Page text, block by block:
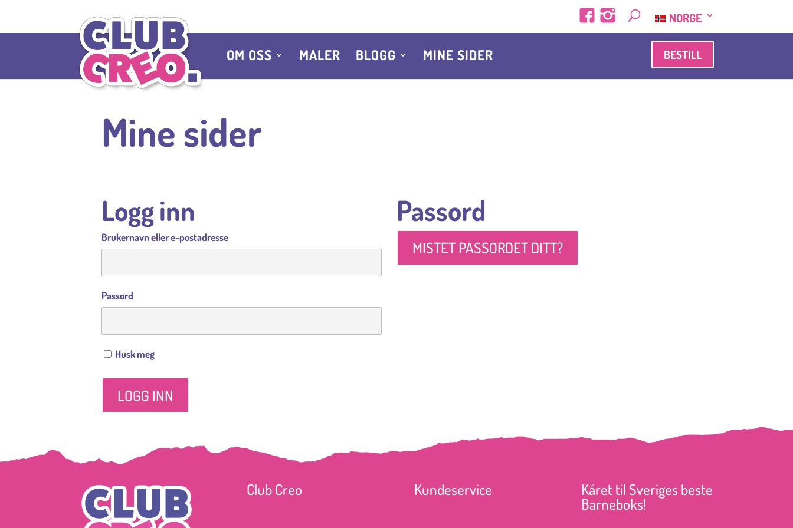
NORGE
OM OSS MALER BLOGG MINE SIDER BESTILL
Mine sider
Logg inn
Brukernavn eller e-postadresse
Passord
Husk meg
Passord
MISTET PASSORDET DITT?
Club Creo Kundeservice Kåret til Sveriges beste
Barneboks!